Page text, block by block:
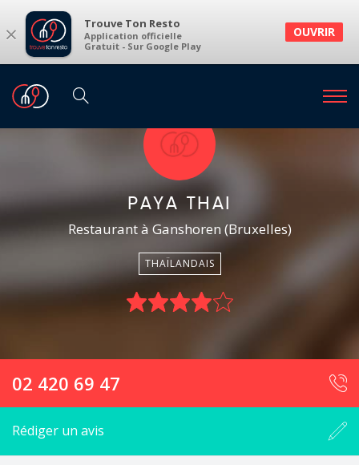
× Trouve Ton Resto
Application officielle
Gratuit - Sur Google Play
OUVRIR
PAYA THAI
Restaurant à Ganshoren (Bruxelles)
THAÏLANDAIS
02 420 69 47
Rédiger un avis